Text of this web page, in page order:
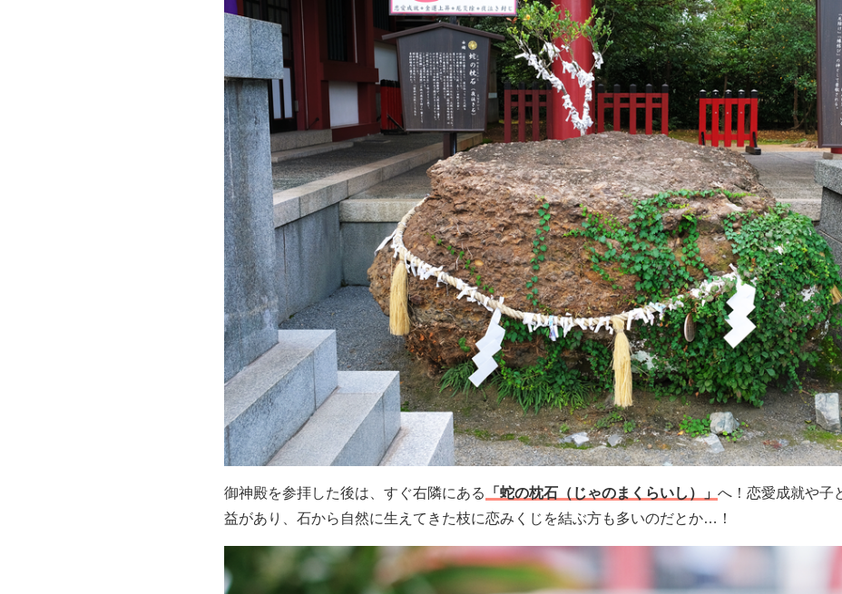
御神殿を参拝した後は、すぐ右隣にある 「蛇の枕石（じゃのまくらいし）」 へ！恋愛成就や子
益があり、石から自然に生えてきた枝に恋みくじを結ぶ方も多いのだとか…！